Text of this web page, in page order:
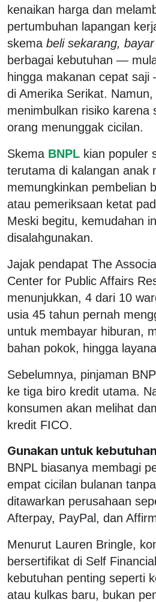
kenaikan harga dan
pertumbuhan lapangan
skema beli sekarang,
berbagai kebutuhan —
hingga makanan cepat
di Amerika Serikat.
menimbulkan risiko karena
orang menunggak cicilan.
Skema BNPL kian populer
terutama di kalangan anak
memungkinkan pembelian
atau pemeriksaan ketat
Meski begitu, kemudahan
disalahgunakan.
Jajak pendapat The
Center for Public Affairs
menunjukkan, 4 dari 10
usia 45 tahun pernah
untuk membayar hiburan,
bahan pokok, hingga
Sebelumnya, pinjaman
ke tiga biro kredit utama.
konsumen akan melihat
kredit FICO.
Gunakan untuk
BNPL biasanya membagi
empat cicilan bulanan
ditawarkan perusahaan
Afterpay, PayPal, dan
Menurut Lauren Bringle,
bersertifikat di Self
kebutuhan penting seperti
atau kulkas baru, bukan